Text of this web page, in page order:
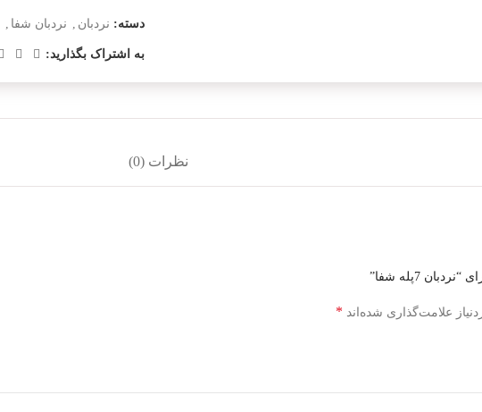
دسته: نردبان , نردبان شفا ,
به اشتراک بگذارید:
نظرات (0)
7پله شفا”
علامت‌گذاری شده‌اند *